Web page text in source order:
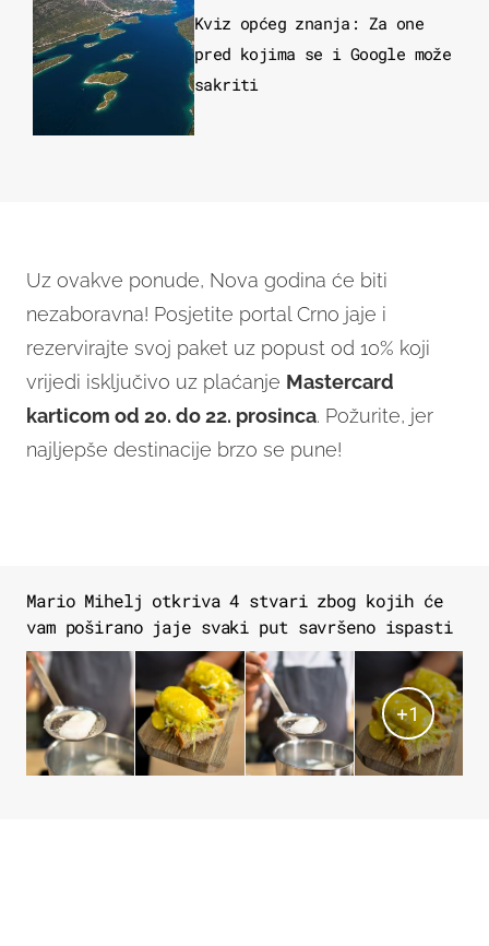
Kviz općeg znanja: Za one
pred kojima se i Google može
sakriti
Uz ovakve ponude, Nova godina će biti
nezaboravna! Posjetite portal Crno jaje i
rezervirajte svoj paket uz popust od 10% koji
vrijedi isključivo uz plaćanje Mastercard
karticom od 20. do 22. prosinca. Požurite, jer
najljepše destinacije brzo se pune!
Mario Mihelj otkriva 4 stvari zbog kojih će
vam poširano jaje svaki put savršeno ispasti
+1